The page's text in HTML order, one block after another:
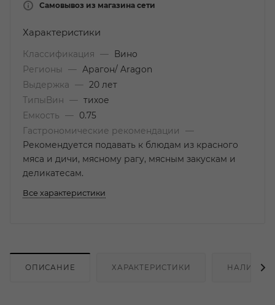
Самовывоз из магазина сети
Характеристики
Классификация —
Вино
Регионы
—
Арагон/ Aragon
Выдержка
— 20 лет
ТипыВин
— тихое
Емкость
—
0.75
Гастрономические рекомендации
—
Рекомендуется подавать к блюдам из красного
мяса и дичи, мясному рагу, мясным закускам и
деликатесам.
Все характеристики
ОПИСАНИЕ ХАРАКТЕРИСТИКИ НАЛИЧИЕ